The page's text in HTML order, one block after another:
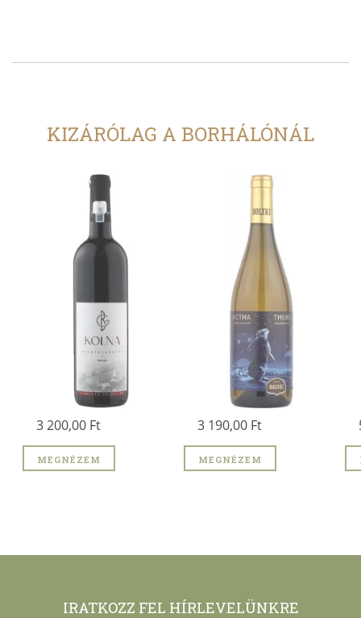
KIZÁRÓLAG A BORHÁLÓNÁL
3 200,00 Ft
MEGNÉZEM
3 190,00 Ft
MEGNÉZEM
IRATKOZZ FEL HÍRLEVELÜNKRE